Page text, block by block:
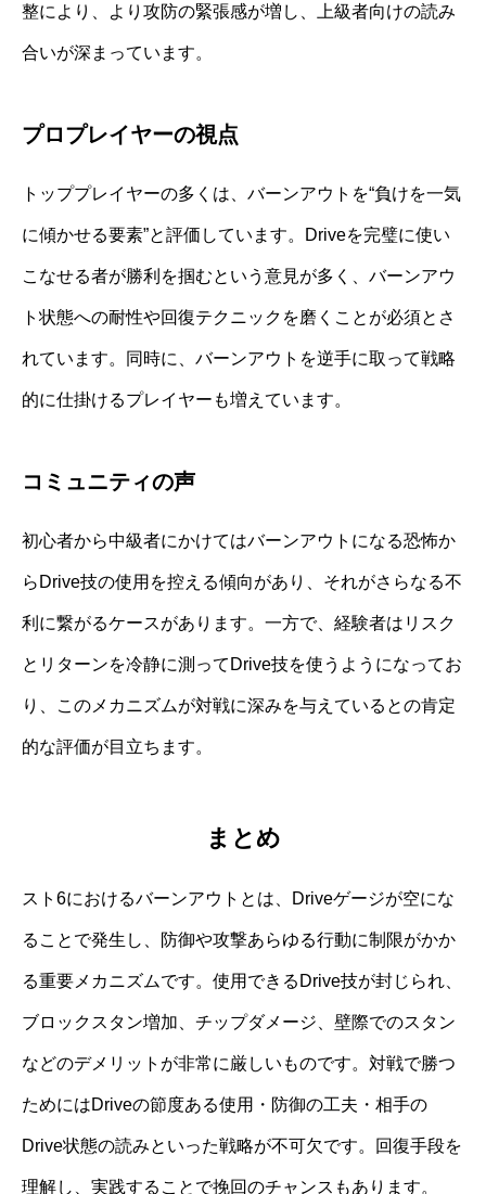
整により、より攻防の緊張感が増し、上級者向けの読み
合いが深まっています。
プロプレイヤーの視点
トッププレイヤーの多くは、バーンアウトを“負けを一気
に傾かせる要素”と評価しています。Driveを完璧に使い
こなせる者が勝利を掴むという意見が多く、バーンアウ
ト状態への耐性や回復テクニックを磨くことが必須とさ
れています。同時に、バーンアウトを逆手に取って戦略
的に仕掛けるプレイヤーも増えています。
コミュニティの声
初心者から中級者にかけてはバーンアウトになる恐怖か
らDrive技の使用を控える傾向があり、それがさらなる不
利に繋がるケースがあります。一方で、経験者はリスク
とリターンを冷静に測ってDrive技を使うようになってお
り、このメカニズムが対戦に深みを与えているとの肯定
的な評価が目立ちます。
まとめ
スト6におけるバーンアウトとは、Driveゲージが空にな
ることで発生し、防御や攻撃あらゆる行動に制限がかか
る重要メカニズムです。使用できるDrive技が封じられ、
ブロックスタン増加、チップダメージ、壁際でのスタン
などのデメリットが非常に厳しいものです。対戦で勝つ
ためにはDriveの節度ある使用・防御の工夫・相手の
Drive状態の読みといった戦略が不可欠です。回復手段を
理解し、実践することで挽回のチャンスもあります。